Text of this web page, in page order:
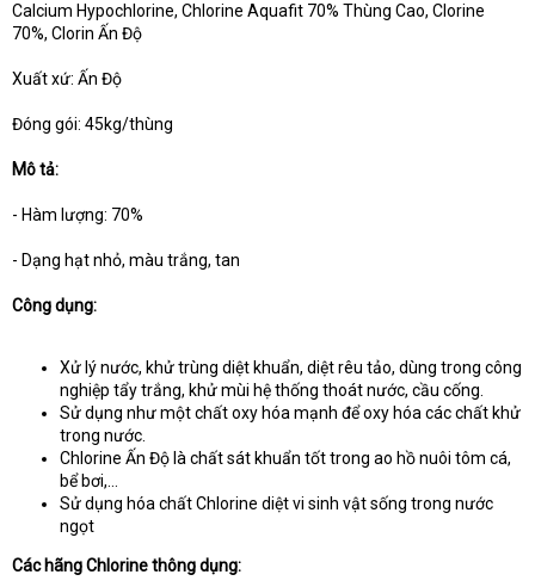
Calcium Hypochlorine, Chlorine Aquafit 70% Thùng Cao, Clorine
70%, Clorin Ấn Độ
Xuất xứ: Ấn Độ
Đóng gói: 45kg/thùng
Mô tả:
- Hàm lượng: 70%
- Dạng hạt nhỏ, màu trắng, tan
Công dụng:
Xử lý nước, khử trùng diệt khuẩn, diệt rêu tảo, dùng trong công
nghiệp tẩy trắng, khử mùi hệ thống thoát nước, cầu cống.
Sử dụng như một chất oxy hóa mạnh để oxy hóa các chất khử
trong nước.
Chlorine Ấn Độ là chất sát khuẩn tốt trong ao hồ nuôi tôm cá,
bể bơi,…
Sử dụng hóa chất Chlorine diệt vi sinh vật sống trong nước
ngọt
Các hãng Chlorine thông dụng: